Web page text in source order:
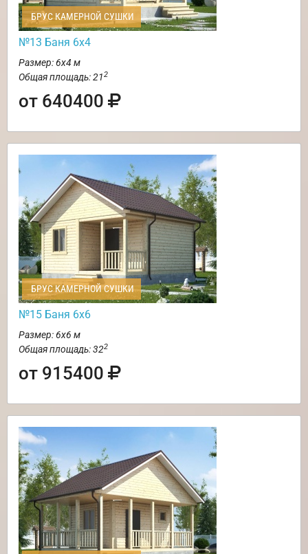
БРУС КАМЕРНОЙ СУШКИ
№13 Баня 6х4
Размер: 6х4 м
Общая площадь: 212
от 640400
БРУС КАМЕРНОЙ СУШКИ
№15 Баня 6х6
Размер: 6х6 м
Общая площадь: 322
от 915400